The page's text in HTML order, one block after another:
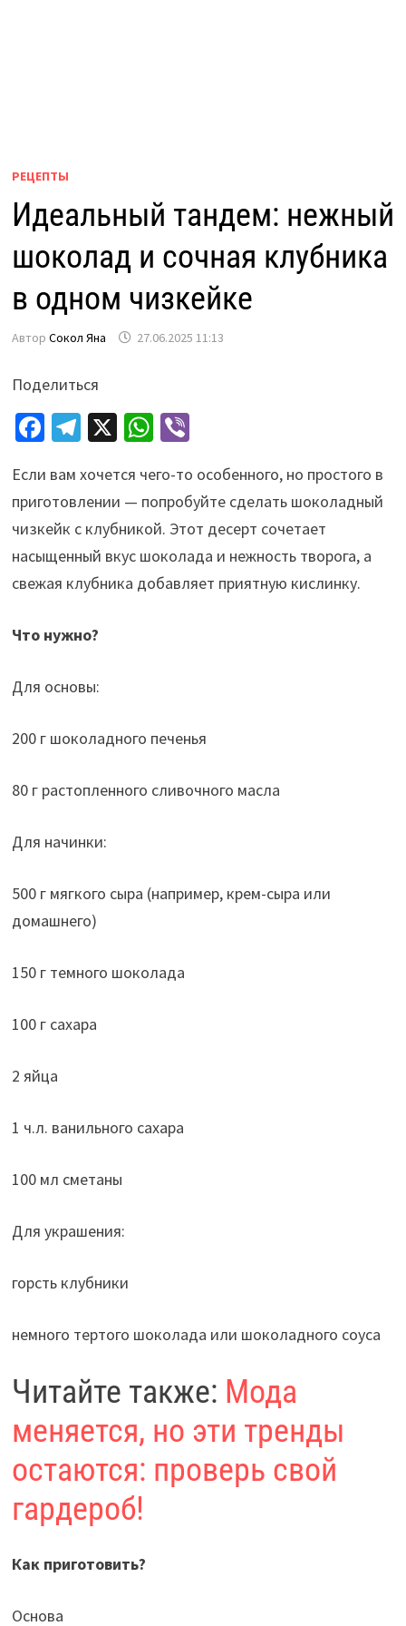
РЕЦЕПТЫ
Идеальный тандем: нежный
шоколад и сочная клубника
в одном чизкейке
Автор Сокол Яна 27.06.2025 11:13
Поделиться
Fa
b
o
o
k
Te
gr
a
m
X W
at
sA
p
p
Vi
er
Если вам хочется чего-то особенного, но простого в
приготовлении — попробуйте сделать шоколадный
чизкейк с клубникой. Этот десерт сочетает
насыщенный вкус шоколада и нежность творога, а
свежая клубника добавляет приятную кислинку.
Что нужно?
Для основы:
200 г шоколадного печенья
80 г растопленного сливочного масла
Для начинки:
500 г мягкого сыра (например, крем-сыра или
домашнего)
150 г темного шоколада
100 г сахара
2 яйца
1 ч.л. ванильного сахара
100 мл сметаны
Для украшения:
горсть клубники
немного тертого шоколада или шоколадного соуса
Читайте также: Мода
меняется, но эти тренды
остаются: проверь свой
гардероб!
Как приготовить?
Основа